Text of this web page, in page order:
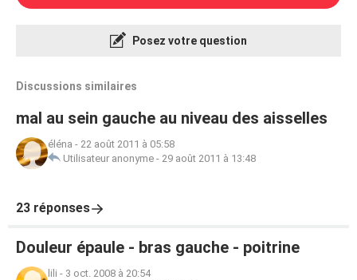
Posez votre question
Discussions similaires
mal au sein gauche au niveau des aisselles
éléna - 22 août 2011 à 05:58
Utilisateur anonyme - 29 août 2011 à 13:48
23 réponses
Douleur épaule - bras gauche - poitrine
lili - 3 oct. 2008 à 20:54